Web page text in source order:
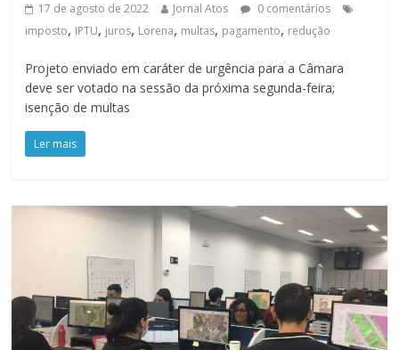
17 de agosto de 2022 Jornal Atos
0 comentários
imposto, IPTU, juros, Lorena, multas, pagamento, redução
Projeto enviado em caráter de urgência para a Câmara
deve ser votado na sessão da próxima segunda-feira;
isenção de multas
Ler mais